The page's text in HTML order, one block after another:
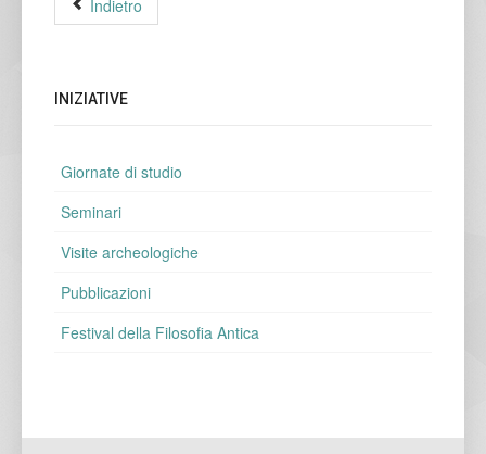
Indietro
INIZIATIVE
Giornate di studio
Seminari
Visite archeologiche
Pubblicazioni
Festival della Filosofia Antica